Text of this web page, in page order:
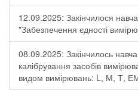
12.09.2025: Закінчилося
"Забезпечення єдності
08.09.2025: Закінчилось
калібрування засобів
видом вимірювань: L, М, Т,